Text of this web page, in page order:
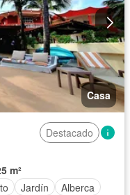
Casa
Destacado
m²
Jardín
Alberca